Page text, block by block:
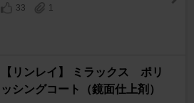
33
1
【リンレイ】 ミラックス ポリ
ッシングコート（鏡面仕上剤）